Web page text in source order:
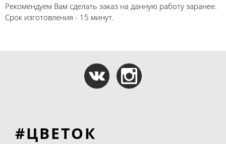
Рекомендуем Вам сделать заказ на данную работу заранее.
Срок изготовления - 15 минут.
#ЦВЕТОК